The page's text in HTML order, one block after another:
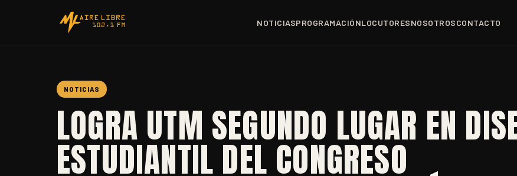
NOTICIASPROGRAMACIÓNLOCUTORESNOSOTROSCONTACTO
NOTICIAS
LOGRA UTM SEGUNDO LUGAR EN
ESTUDIANTIL DEL CONGRESO